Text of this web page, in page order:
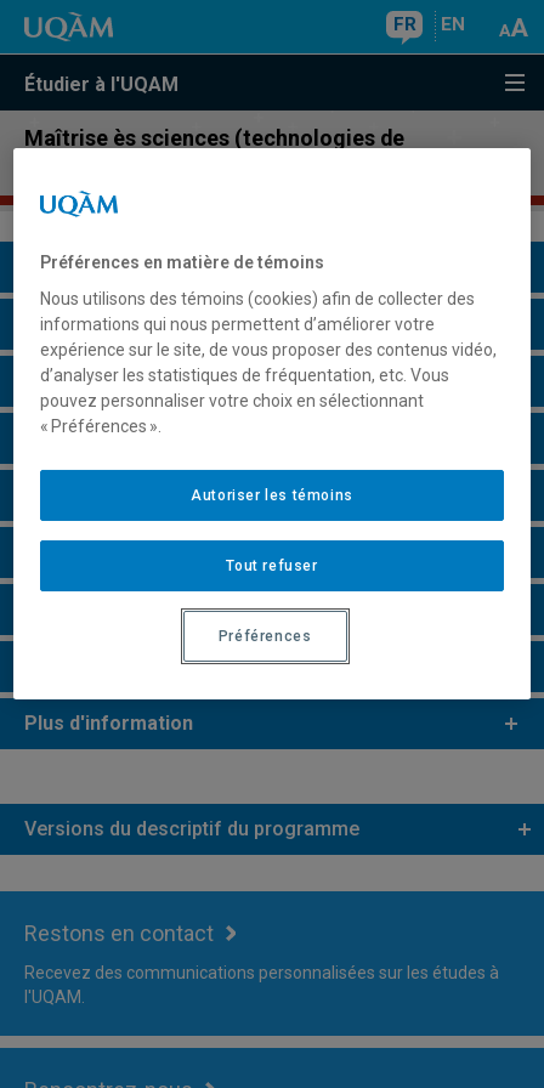
FR EN
Étudier à l'UQAM
Maîtrise ès sciences (technologies de
Présentation du programme
Conditions d'admission
Cours à suivre et horaires
Grille de cheminement
Remarques et règlements
Faire une demande d'admission
Plus d'information
Versions du descriptif du programme
Restons en contact
Recevez des communications personnalisées sur les études à
l'UQAM.
Préférences en matière de témoins
Nous utilisons des témoins (cookies) afin de collecter des
informations qui nous permettent d’améliorer votre
expérience sur le site, de vous proposer des contenus vidéo,
d’analyser les statistiques de fréquentation, etc. Vous
pouvez personnaliser votre choix en sélectionnant
« Préférences ».
Tout refuser
Autoriser les témoins
Préférences